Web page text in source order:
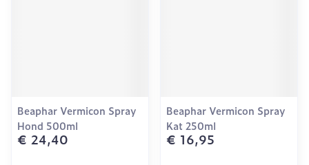
Beaphar Vermicon Spray
Hond 500ml
€ 24,40
Beaphar Vermicon Spray
Kat 250ml
€ 16,95